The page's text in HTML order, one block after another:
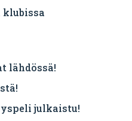
klubissa
lähdössä!
julkaistu!